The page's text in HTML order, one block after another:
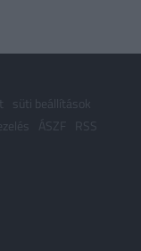
süti beállítások
ÁSZF RSS